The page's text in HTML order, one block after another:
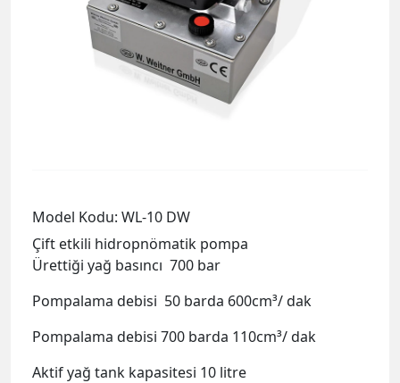
Model Kodu: WL-10 DW
Çift etkili hidropnömatik pompa
Ürettiği yağ basıncı 700 bar
Pompalama debisi 50 barda 600cm³/ dak
Pompalama debisi 700 barda 110cm³/ dak
Aktif yağ tank kapasitesi 10 litre